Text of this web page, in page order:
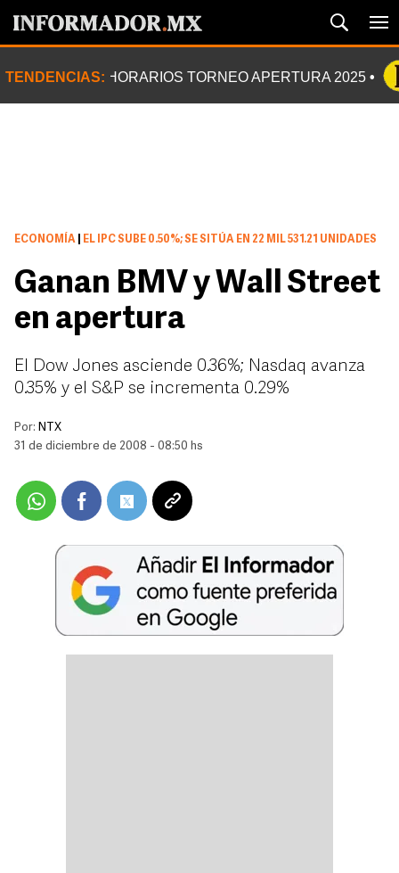
TENDENCIAS: HORARIOS TORNEO APERTURA 2025
ECONOMÍA EL IPC SUBE 0.50%; SE SITÚA EN 22 MIL 531.21 UNIDADES
Ganan BMV y Wall Street
en apertura
El Dow Jones asciende 0.36%; Nasdaq avanza
0.35% y el S&P se incrementa 0.29%
Por: NTX
31 de diciembre de 2008 - 08:50 hs